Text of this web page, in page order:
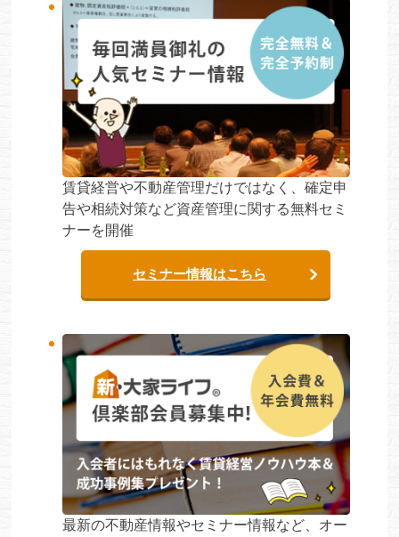
賃貸経営や不動産管理だけではなく、確定申
告や相続対策など資産管理に関する無料セミ
ナーを開催
セミナー情報はこちら
最新の不動産情報やセミナー情報など、オー